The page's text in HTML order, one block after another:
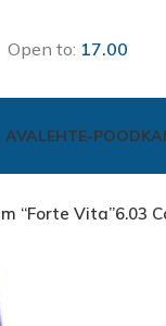
Open to: 17.00
AVALEHTE-POOD
“Forte Vita”6.03